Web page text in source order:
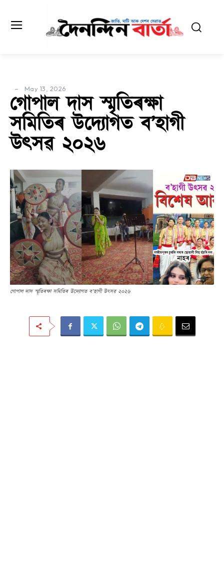
May 13, 2026
গোপাল দাস স্মৃতিৰক্ষা
সমিতিৰ উদ্যোগত ব’হাগী
উৎসৱ ২০২৬
গোপাল দাস স্মৃতিৰক্ষা সমিতিৰ উদ্যোগত ব’হাগী উৎসৱ ২০২৬